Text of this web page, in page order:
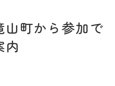
町から参加で
内